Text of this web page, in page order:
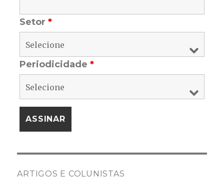
Setor*
Periodicidade*
ARTIGOS E COLUNISTAS